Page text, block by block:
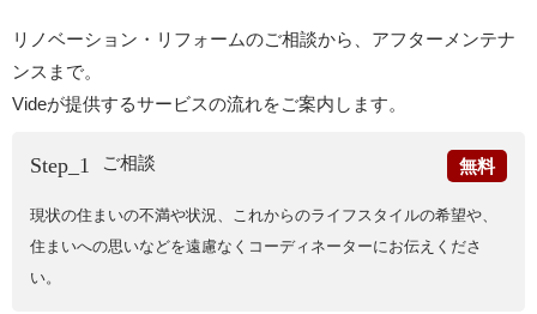
リノベーション・リフォームのご相談から、アフターメンテナ
ンスまで。
Videが提供するサービスの流れをご案内します。
無料
Step_1 ご相談
現状の住まいの不満や状況、これからのライフスタイルの希望や、
住まいへの思いなどを遠慮なくコーディネーターにお伝えくださ
い。